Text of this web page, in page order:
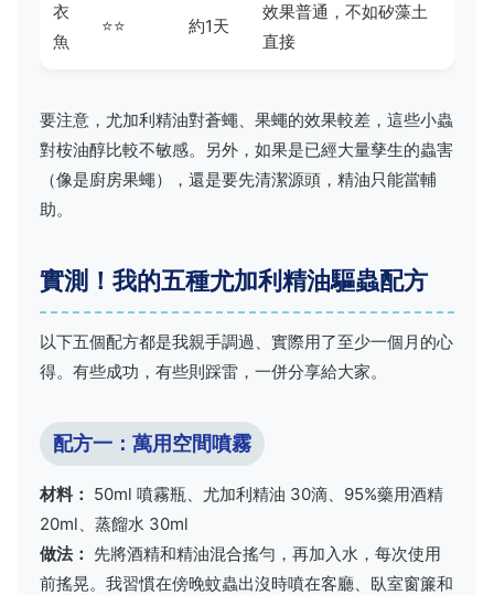
衣
魚
⭐⭐ 約1天
效果普通，不如矽藻土
直接
要注意，尤加利精油對蒼蠅、果蠅的效果較差，這些小蟲
對桉油醇比較不敏感。另外，如果是已經大量孳生的蟲害
（像是廚房果蠅），還是要先清潔源頭，精油只能當輔
助。
實測！我的五種尤加利精油驅蟲配方
以下五個配方都是我親手調過、實際用了至少一個月的心
得。有些成功，有些則踩雷，一併分享給大家。
配方一：萬用空間噴霧
材料： 50ml 噴霧瓶、尤加利精油 30滴、95%藥用酒精
20ml、蒸餾水 30ml
做法： 先將酒精和精油混合搖勻，再加入水，每次使用
前搖晃。我習慣在傍晚蚊蟲出沒時噴在客廳、臥室窗簾和